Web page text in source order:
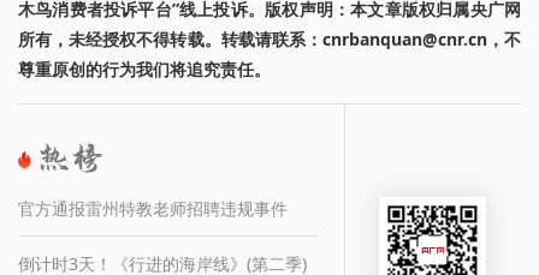
木鸟消费者投诉平台”线上投诉。版权声明：本文章版权归属央广网
所有，未经授权不得转载。转载请联系：cnrbanquan@cnr.cn，不
尊重原创的行为我们将追究责任。
官方通报雷州特教老师招聘违规事件
倒计时3天！《行进的海岸线》(第二季)